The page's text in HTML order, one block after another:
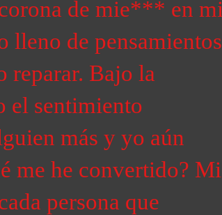
de mie*** en mi
lleno de pensamientos
reparar. Bajo la
el sentimiento
más y yo aún
me he convertido? Mi
persona que